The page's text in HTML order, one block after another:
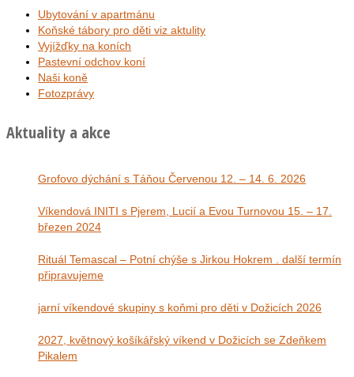
Ubytování v apartmánu
Koňské tábory pro děti viz aktulity
Vyjížďky na koních
Pastevní odchov koní
Naši koně
Fotozprávy
Aktuality a akce
Grofovo dýchání s Táňou Červenou 12. – 14. 6. 2026
Víkendová INITI s Pjerem, Lucií a Evou Turnovou 15. – 17.
březen 2024
Rituál Temascal – Potní chýše s Jirkou Hokrem . další termín
připravujeme
jarní víkendové skupiny s koňmi pro děti v Dožicích 2026
2027, květnový košíkářský víkend v Dožicích se Zdeňkem
Pikalem